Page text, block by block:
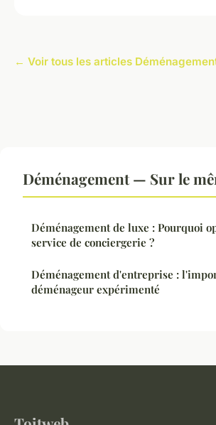
← Voir tous les articles
Déménagement — Sur le
Déménagement de luxe : Pourquoi
service de conciergerie ?
Déménagement d'entreprise :
déménageur expérimenté